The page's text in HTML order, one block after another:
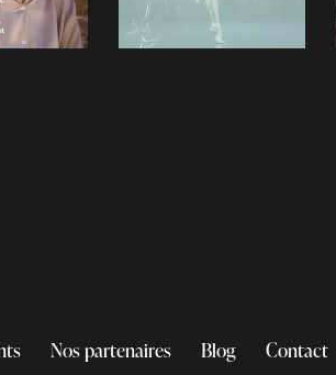
Nos partenaires Blog Contact